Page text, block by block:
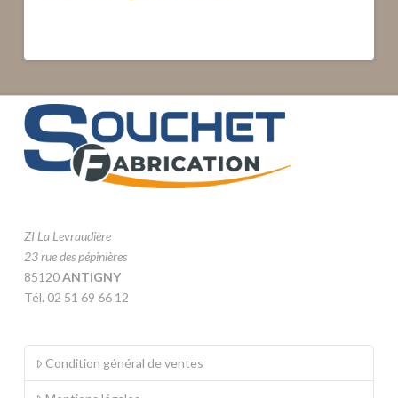
ZI La Levraudière
23 rue des pépinières
85120ANTIGNY
Tél. 02 51 69 66 12
Condition général de ventes